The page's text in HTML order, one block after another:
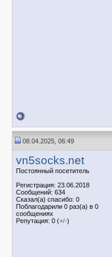
08.04.2025, 06:49
vn5socks.net
Постоянный посетитель
Регистрация: 23.06.2018
Сообщений: 634
Сказал(а) спасибо: 0
Поблагодарили 0 раз(а) в 0
сообщениях
Репутация: 0 (+/-)